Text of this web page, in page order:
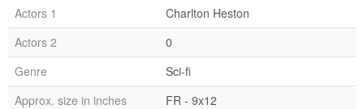
Actors 1
Charlton Heston
Actors 2
0
Genre
Sci-fi
Approx. size in inches
FR - 9x12